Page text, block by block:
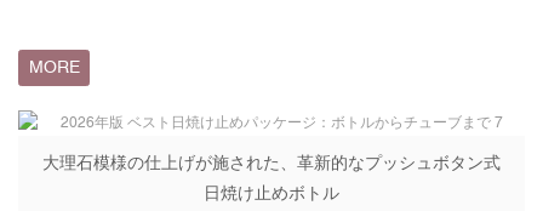
MORE
大理石模様の仕上げが施された、革新的なプッシュボタン式
日焼け止めボトル